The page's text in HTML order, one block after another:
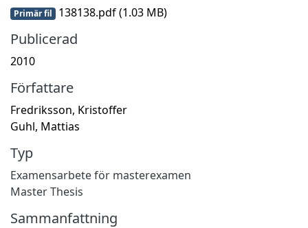
Primär fil 138138.pdf(1.03 MB)
Publicerad
2010
Författare
Fredriksson, Kristoffer
Guhl, Mattias
Typ
Examensarbete för masterexamen
Master Thesis
Sammanfattning